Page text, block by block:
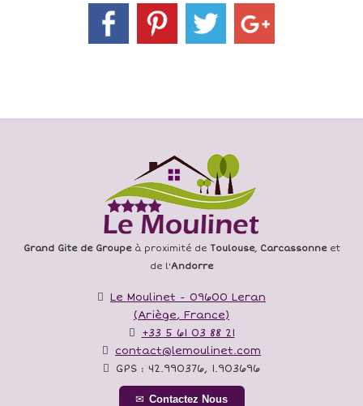
Grand Gite de Groupeà proximité de Toulouse, Carcassonneet
de l'Andorre
Le Moulinet - 09600 Leran
(Ariège, France)
+33 5 61 03 88 21
contact@lemoulinet.com
GPS : 42.990376, 1.903696
Contactez Nous